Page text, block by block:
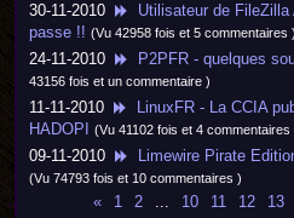
30-11-2010
Utilisateur de
passe !! (Vu 42958 fois et 5 commentaires )
24-11-2010 P2PFR - quelques
43156 fois et un commentaire )
11-11-2010
LinuxFR - La CCIA
HADOPI
(Vu 41102 fois et 4 commentaires
09-11-2010 Limewire Pirate
(Vu 74793 fois et 10 commentaires )
« 1 2 ... 10 11 12 13